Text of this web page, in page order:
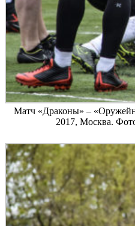
Матч «Драконы» –
2017, Москва.